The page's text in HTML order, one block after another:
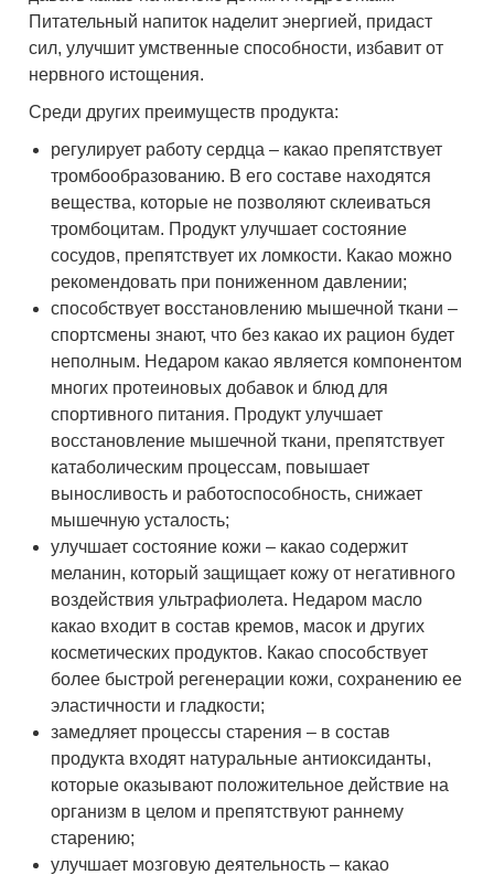
Питательный напиток наделит энергией, придаст
сил, улучшит умственные способности, избавит от
нервного истощения.
Среди других преимуществ продукта:
регулирует работу сердца – какао препятствует
тромбообразованию. В его составе находятся
вещества, которые не позволяют склеиваться
тромбоцитам. Продукт улучшает состояние
сосудов, препятствует их ломкости. Какао можно
рекомендовать при пониженном давлении;
способствует восстановлению мышечной ткани –
спортсмены знают, что без какао их рацион будет
неполным. Недаром какао является компонентом
многих протеиновых добавок и блюд для
спортивного питания. Продукт улучшает
восстановление мышечной ткани, препятствует
катаболическим процессам, повышает
выносливость и работоспособность, снижает
мышечную усталость;
улучшает состояние кожи – какао содержит
меланин, который защищает кожу от негативного
воздействия ультрафиолета. Недаром масло
какао входит в состав кремов, масок и других
косметических продуктов. Какао способствует
более быстрой регенерации кожи, сохранению ее
эластичности и гладкости;
замедляет процессы старения – в состав
продукта входят натуральные антиоксиданты,
которые оказывают положительное действие на
организм в целом и препятствуют раннему
старению;
улучшает мозговую деятельность – какао